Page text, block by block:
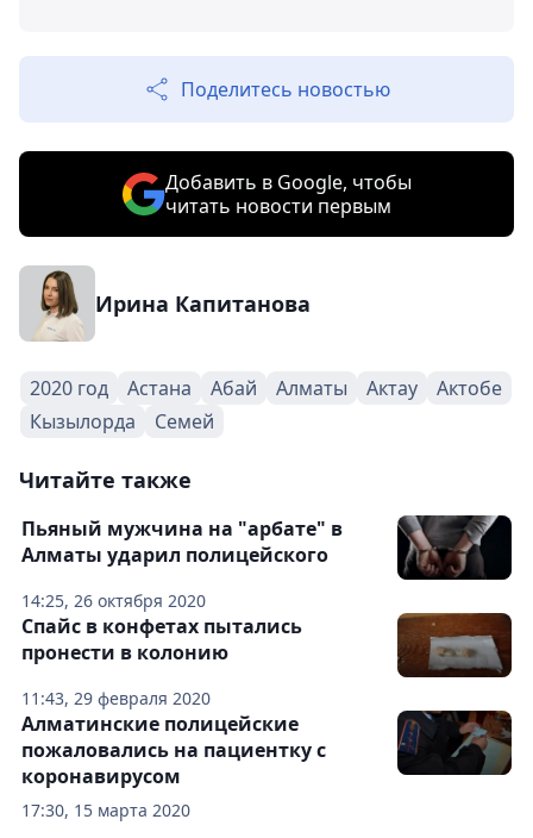
Поделитесь новостью
Добавить в Google, чтобы
читать новости первым
Ирина Капитанова
2020 год Астана Абай Алматы Актау
Актобе
Кызылорда
Семей
Читайте также
14:25, 26 октября 2020
Пьяный мужчина на "арбате" в
Алматы ударил полицейского
11:43, 29 февраля 2020
Спайс в конфетах пытались
пронести в колонию
17:30, 15 марта 2020
Алматинские полицейские
пожаловались на пациентку с
коронавирусом